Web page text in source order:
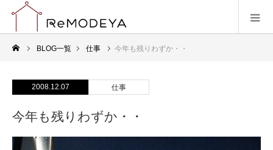
BLOG一覧 仕事 今年も残りわずか・・
2008.12.07 仕事
今年も残りわずか・・